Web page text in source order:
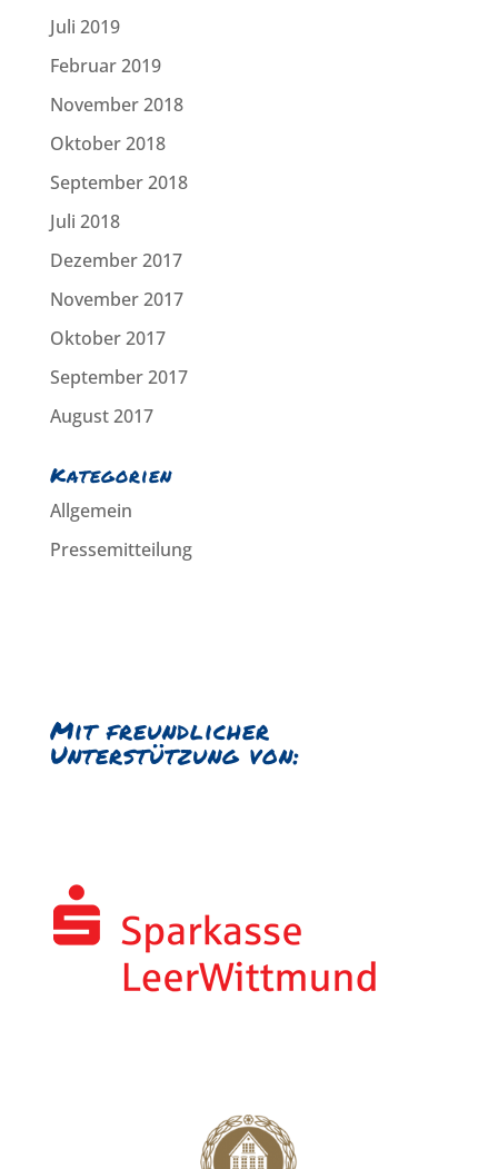
Juli 2019
Februar 2019
November 2018
Oktober 2018
September 2018
Juli 2018
Dezember 2017
November 2017
Oktober 2017
September 2017
August 2017
Kategorien
Allgemein
Pressemitteilung
Mit freundlicher
Unterstützung von: